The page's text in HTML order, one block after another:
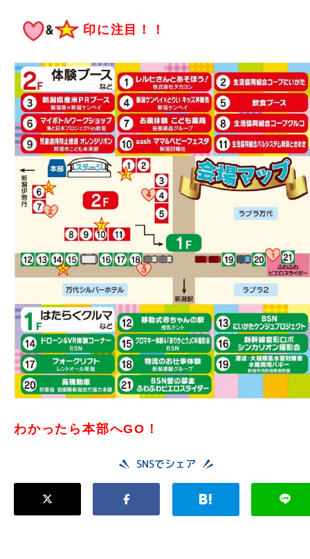
印に注目！！
わかったら本部へGO！
SNSでシェア